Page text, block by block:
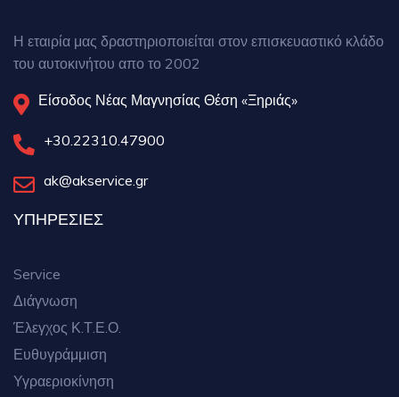
Η εταιρία μας δραστηριοποιείται στον επισκευαστικό κλάδο
του αυτοκινήτου απο το 2002
Είσοδος Νέας Μαγνησίας Θέση «Ξηριάς»
+30.22310.47900
ak@akservice.gr
ΥΠΗΡΕΣΙΕΣ
Service
Διάγνωση
Έλεγχος Κ.Τ.Ε.Ο.
Ευθυγράμμιση
Υγραεριοκίνηση